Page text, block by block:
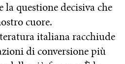
questione decisiva che
cuore.
italiana racchiude
di conversione più